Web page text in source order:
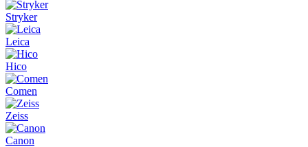
Stryker
Leica
Hico
Comen
Zeiss
Canon